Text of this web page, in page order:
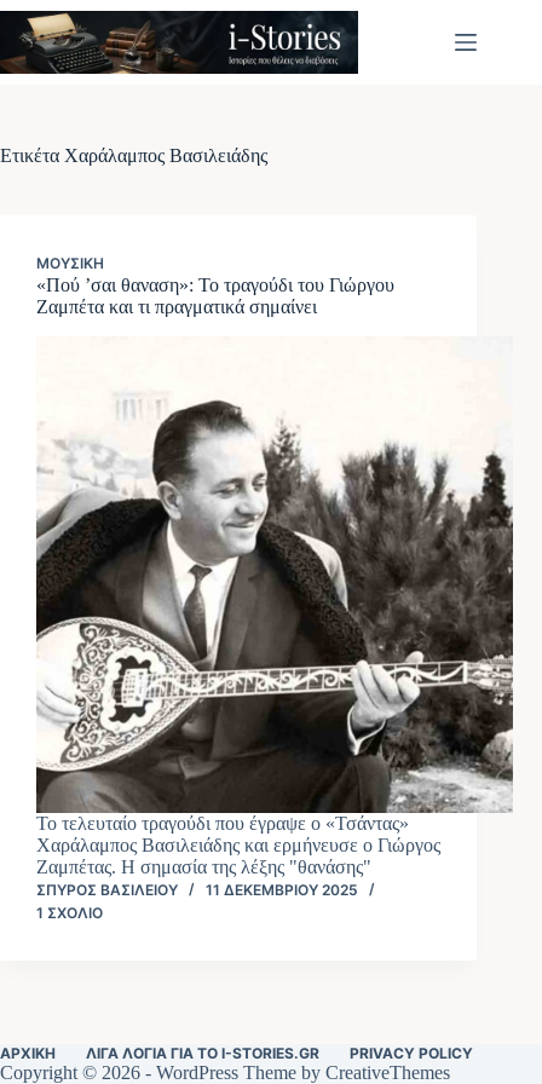
Μετάβαση
στο
περιεχόμενο
Ετικέτα Χαράλαμπος Βασιλειάδης
ΜΟΥΣΙΚΉ
«Πού ’σαι θαναση»: Το τραγούδι του Γιώργου
Ζαμπέτα και τι πραγματικά σημαίνει
Το τελευταίο τραγούδι που έγραψε ο «Τσάντας»
Χαράλαμπος Βασιλειάδης και ερμήνευσε ο Γιώργος
Ζαμπέτας. Η σημασία της λέξης "θανάσης"
ΣΠΎΡΟΣ ΒΑΣΙΛΕΊΟΥ
11 ΔΕΚΕΜΒΡΊΟΥ 2025
1 ΣΧΌΛΙΟ
ΑΡΧΙΚΉ ΛΊΓΑ ΛΌΓΙΑ ΓΙΑ ΤΟ I-STORIES.GR PRIVACY POLICY
Copyright © 2026 - WordPress Theme by CreativeThemes